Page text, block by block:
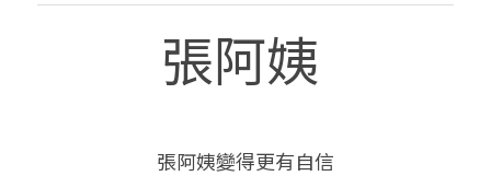
張阿姨
張阿姨變得更有自信